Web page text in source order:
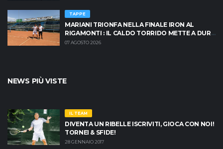
TAPPE
MARIANI TRIONFA NELLA FINALE IRON AL
RIGAMONTI : IL CALDO TORRIDO METTE A DURA
PROVA I PROTAGONISTI
07 AGOSTO 2026
NEWS PIÙ VISTE
IL TEAM
DIVENTA UN RIBELLE ISCRIVITI, GIOCA CON NOI!
TORNEI & SFIDE!
28 GENNAIO 2017